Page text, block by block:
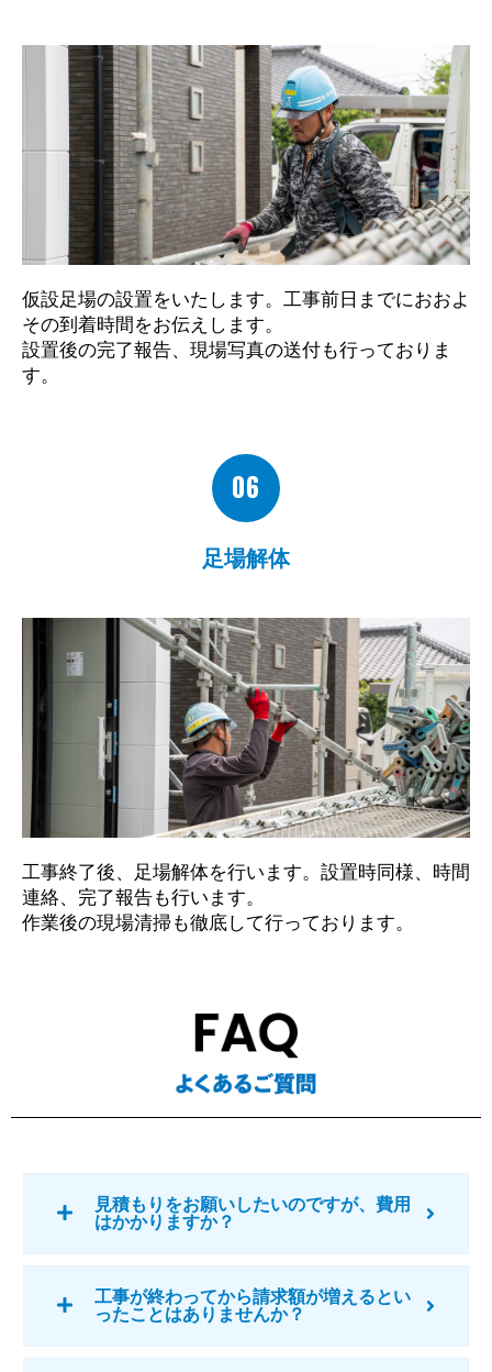
仮設足場の設置をいたします。工事前日までにおおよ
その到着時間をお伝えします。
設置後の完了報告、現場写真の送付も行っておりま
す。
06
足場解体
工事終了後、足場解体を行います。設置時同様、時間
連絡、完了報告も行います。
作業後の現場清掃も徹底して行っております。
見積もりをお願いしたいのですが、費用
はかかりますか？
工事が終わってから請求額が増えるとい
ったことはありませんか？